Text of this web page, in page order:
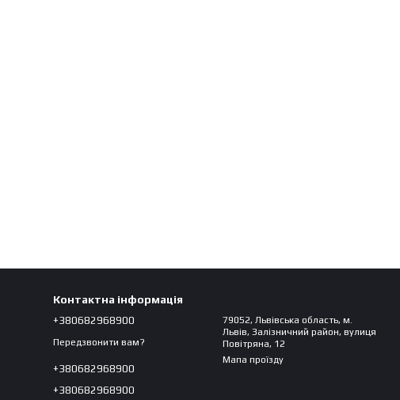
Контактна інформація
+380682968900
Передзвонити вам?
+380682968900
+380682968900
79052, Львівська область, м.
Львів, Залізничний район, вулиця
Повітряна, 12
Мапа проїзду